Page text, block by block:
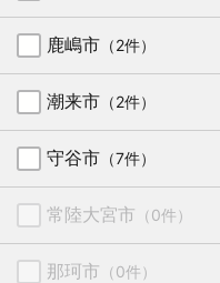
鹿嶋市 （2件）
潮来市 （2件）
守谷市 （7件）
常陸大宮市 （0件）
那珂市 （0件）